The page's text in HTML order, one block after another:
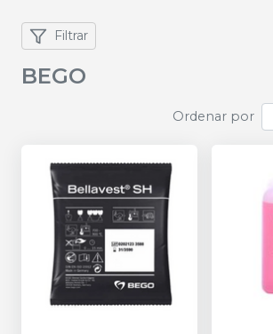
Filtrar
BEGO
Ordenar por